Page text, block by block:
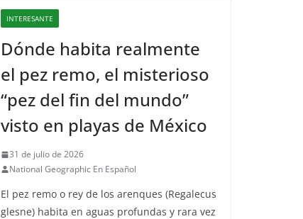
INTERESANTE
Dónde habita realmente
el pez remo, el misterioso
“pez del fin del mundo”
visto en playas de México
31 de julio de 2026
National Geographic En Español
El pez remo o rey de los arenques (Regalecus
glesne) habita en aguas profundas y rara vez